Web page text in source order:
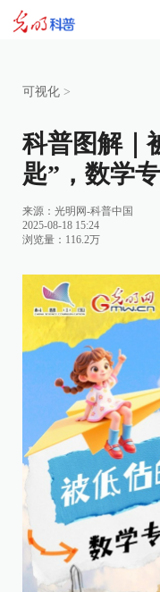
可视化 >
科普图解｜
匙”，数学
来源：光明网-科普中国
2025-08-18 15:24
浏览量：116.2万